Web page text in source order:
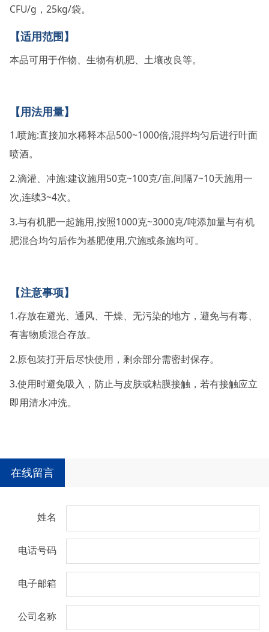
CFU/g ， 25kg/袋。
【适用范围】
本品可用于作物、生物有机肥、土壤改良等。
【用法用量】
1.喷施:直接加水稀释本品500~1000倍,混拌均匀后进行叶面
喷酒。
2.滴灌、冲施:建议施用 50克~100克/亩,间隔7~10天施用一
次,连续3~4次。
3.与有机肥一起施用 ,按照1000克~3000克/吨添加量与有机
肥混合均匀后作为基肥使用 ,穴施或条施均可。
【注意事项】
1.存放在避光、通风、干燥、无污染的地方，避免与有毒、
有害物质混合存放。
2.原包装打开后尽快使用，剩余部分需密封保存。
3.使用时避免吸入，防止与皮肤或粘膜接触，若有接触应立
即用清水冲洗。
在线留言
姓名
电话号码
电子邮箱
公司名称